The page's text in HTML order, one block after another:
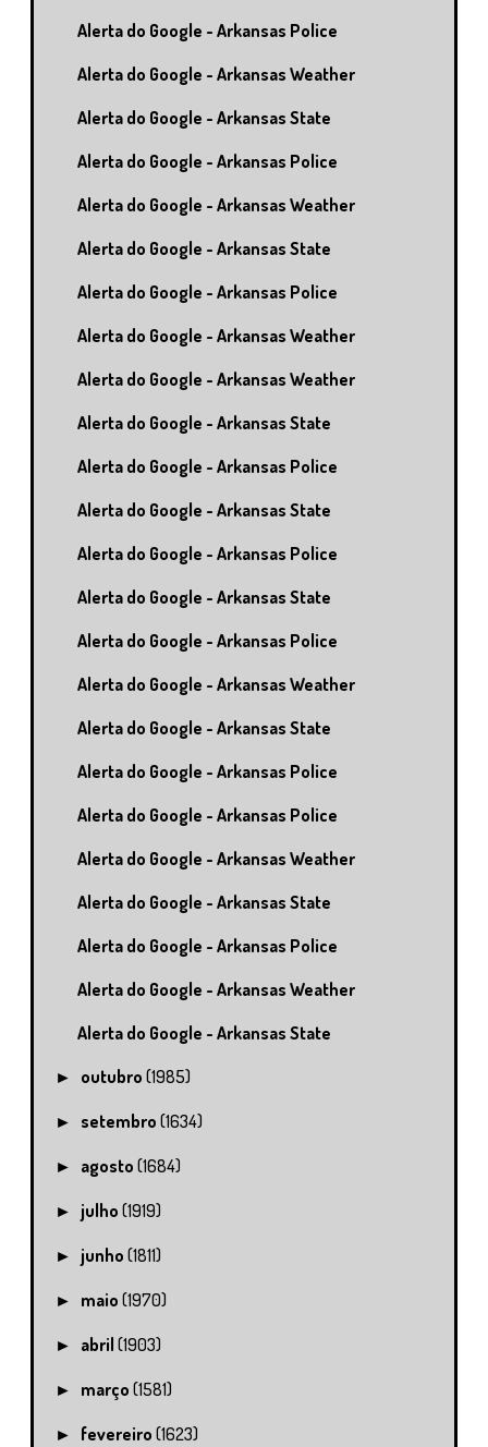
Alerta do Google - Arkansas Police
Alerta do Google - Arkansas Weather
Alerta do Google - Arkansas State
Alerta do Google - Arkansas Police
Alerta do Google - Arkansas Weather
Alerta do Google - Arkansas State
Alerta do Google - Arkansas Police
Alerta do Google - Arkansas Weather
Alerta do Google - Arkansas Weather
Alerta do Google - Arkansas State
Alerta do Google - Arkansas Police
Alerta do Google - Arkansas State
Alerta do Google - Arkansas Police
Alerta do Google - Arkansas State
Alerta do Google - Arkansas Police
Alerta do Google - Arkansas Weather
Alerta do Google - Arkansas State
Alerta do Google - Arkansas Police
Alerta do Google - Arkansas Police
Alerta do Google - Arkansas Weather
Alerta do Google - Arkansas State
Alerta do Google - Arkansas Police
Alerta do Google - Arkansas Weather
Alerta do Google - Arkansas State
► outubro(1985)
► setembro(1634)
► agosto(1684)
► julho(1919)
► junho(1811)
► maio(1970)
► abril(1903)
► março(1581)
► fevereiro(1623)